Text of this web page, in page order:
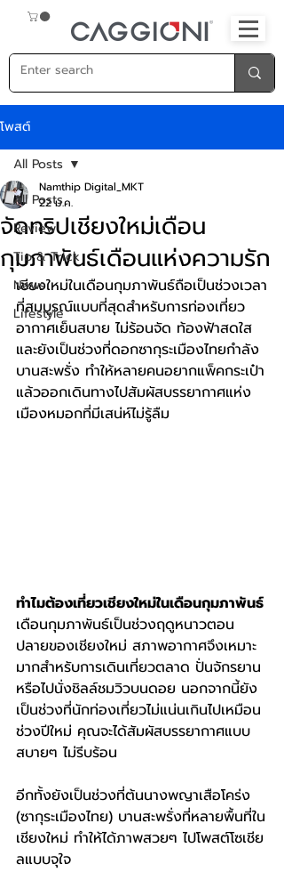
โพสต์
All Posts
Review
Tip & Trick
News
Lifestyle
All Posts
จัดทริปเชียงใหม่เดือน
กุมภาพันธ์เดือนแห่งความรัก
Namthip Digital_MKT
22 ม.ค.
เชียงใหม่ในเดือนกุมภาพันธ์ถือเป็นช่วงเวลา
ที่สมบูรณ์แบบที่สุดสำหรับการท่องเที่ยว
อากาศเย็นสบาย ไม่ร้อนจัด ท้องฟ้าสดใส
และยังเป็นช่วงที่ดอกซากุระเมืองไทยกำลัง
บานสะพรั่ง ทำให้หลายคนอยากแพ็คกระเป๋า
แล้วออกเดินทางไปสัมผัสบรรยากาศแห่ง
เมืองหมอกที่มีเสน่ห์ไม่รู้ลืม
ทำไมต้องเที่ยวเชียงใหม่ในเดือนกุมภาพันธ์
เดือนกุมภาพันธ์เป็นช่วงฤดูหนาวตอน
ปลายของเชียงใหม่ สภาพอากาศจึงเหมาะ
มากสำหรับการเดินเที่ยวตลาด ปั่นจักรยาน
หรือไปนั่งชิลล์ชมวิวบนดอย นอกจากนี้ยัง
เป็นช่วงที่นักท่องเที่ยวไม่แน่นเกินไปเหมือน
ช่วงปีใหม่ คุณจะได้สัมผัสบรรยากาศแบบ
สบายๆ ไม่รีบร้อน
อีกทั้งยังเป็นช่วงที่ต้นนางพญาเสือโคร่ง
(ซากุระเมืองไทย) บานสะพรั่งที่หลายพื้นที่ใน
เชียงใหม่ ทำให้ได้ภาพสวยๆ ไปโพสต์โซเชีย
ลแบบจุใจ